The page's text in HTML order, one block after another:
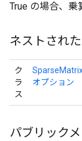
True の場合、乗
ネストされ
ク
ラ
ス
オプション
パブリック